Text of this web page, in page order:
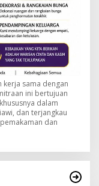
kerja sama dengan
ini bertujuan
dalam
dan terjangkau
dan